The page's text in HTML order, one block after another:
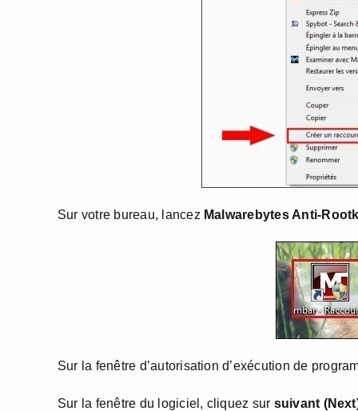
Sur votre bureau, lancez Malwarebytes Anti-
Sur la fenêtre d’autorisation d’exécution de
Sur la fenêtre du logiciel, cliquez sur suivant